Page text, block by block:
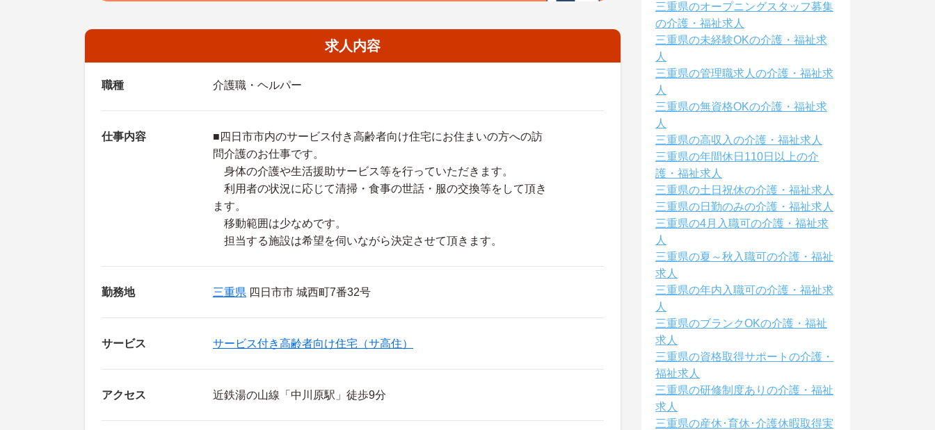
求人内容
職種 介護職・ヘルパー
仕事内容
■四日市市内のサービス付き高齢者向け住宅にお住まいの方への訪
問介護のお仕事です。
身体の介護や生活援助サービス等を行っていただきます。
利用者の状況に応じて清掃・食事の世話・服の交換等をして頂き
ます。
移動範囲は少なめです。
担当する施設は希望を伺いながら決定させて頂きます。
勤務地 三重県 四日市市 城西町7番32号
サービス サービス付き高齢者向け住宅（サ高住）
アクセス 近鉄湯の山線「中川原駅」徒歩9分
三重県のオープニングスタッフ募集
の介護・福祉求人
三重県の未経験OKの介護・福祉求
人
三重県の管理職求人の介護・福祉求
人
三重県の無資格OKの介護・福祉求
人
三重県の高収入の介護・福祉求人
三重県の年間休日110日以上の介
護・福祉求人
三重県の土日祝休の介護・福祉求人
三重県の日勤のみの介護・福祉求人
三重県の4月入職可の介護・福祉求
人
三重県の夏～秋入職可の介護・福祉
求人
三重県の年内入職可の介護・福祉求
人
三重県のブランクOKの介護・福祉
求人
三重県の資格取得サポートの介護・
福祉求人
三重県の研修制度ありの介護・福祉
求人
三重県の産休･育休･介護休暇取得実